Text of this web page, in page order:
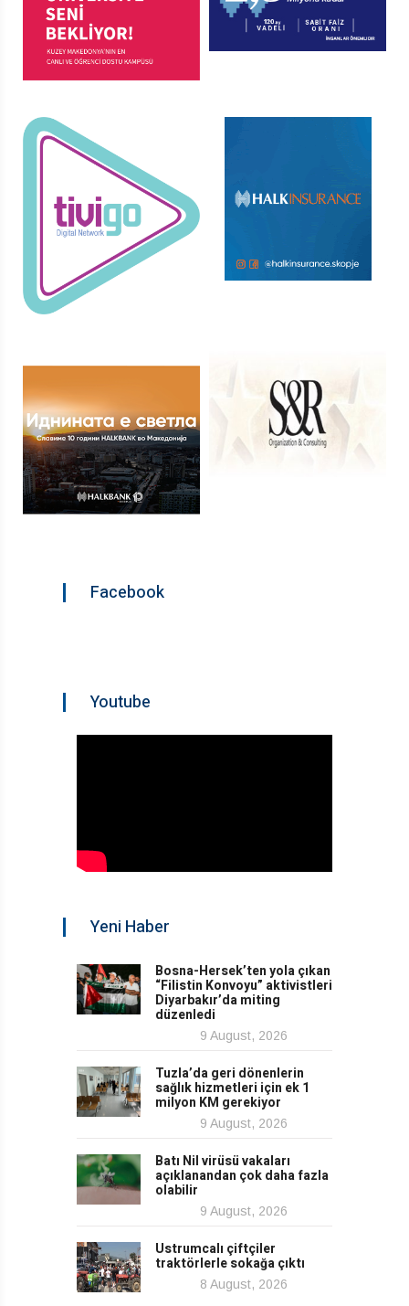
Facebook
Youtube
Yeni Haber
Bosna-Hersek’ten yola çıkan
“Filistin Konvoyu” aktivistleri
Diyarbakır’da miting
düzenledi
9 August, 2026
Tuzla’da geri dönenlerin
sağlık hizmetleri için ek 1
milyon KM gerekiyor
9 August, 2026
Batı Nil virüsü vakaları
açıklanandan çok daha fazla
olabilir
9 August, 2026
Ustrumcalı çiftçiler
traktörlerle sokağa çıktı
8 August, 2026